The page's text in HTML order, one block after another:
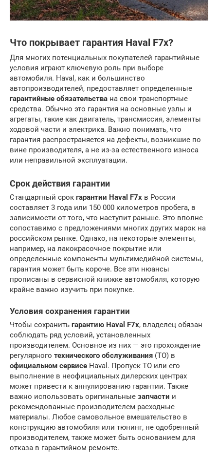
Что покрывает гарантия Haval F7x?
Для многих потенциальных покупателей гарантийные
условия играют ключевую роль при выборе
автомобиля. Haval, как и большинство
автопроизводителей, предоставляет определенные
гарантийные обязательства на свои транспортные
средства. Обычно это гарантия на основные узлы и
агрегаты, такие как двигатель, трансмиссия, элементы
ходовой части и электрика. Важно понимать, что
гарантия распространяется на дефекты, возникшие по
вине производителя, а не из-за естественного износа
или неправильной эксплуатации.
Срок действия гарантии
Стандартный срок гарантии Haval F7x в России
составляет 3 года или 150 000 километров пробега, в
зависимости от того, что наступит раньше. Это вполне
сопоставимо с предложениями многих других марок на
российском рынке. Однако, на некоторые элементы,
например, на лакокрасочное покрытие или
определенные компоненты мультимедийной системы,
гарантия может быть короче. Все эти нюансы
прописаны в сервисной книжке автомобиля, которую
крайне важно изучить при покупке.
Условия сохранения гарантии
Чтобы сохранить гарантию Haval F7x, владелец обязан
соблюдать ряд условий, установленных
производителем. Основное из них — это прохождение
регулярного технического обслуживания (ТО) в
официальном сервисе Haval. Пропуск ТО или его
выполнение в неофициальных дилерских центрах
может привести к аннулированию гарантии. Также
важно использовать оригинальные запчасти и
рекомендованные производителем расходные
материалы. Любое самовольное вмешательство в
конструкцию автомобиля или тюнинг, не одобренный
производителем, также может быть основанием для
отказа в гарантийном ремонте.